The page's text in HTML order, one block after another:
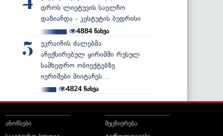
დროს ლიეტუვის საელჩო
დაზიანდა - კესტუტის ბუდრისი
4884ნახვა
5
უკრაინის ძალებმა
ანექსირებულ ყირიმში რუსულ
სამხედრო ობიექტებზე
იერიშები მიიტანეს...
4824ნახვა
ანონსები
მეცნიერება